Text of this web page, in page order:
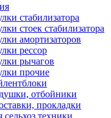
стабилизатора
стоек стабилизатора
амортизаторов
рессор
рычагов
прочие
отбойники
прокладки
сельхоз техники